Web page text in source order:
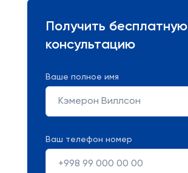
Получить бесплатную
консультацию
Ваше полное имя
Ваш телефон номер